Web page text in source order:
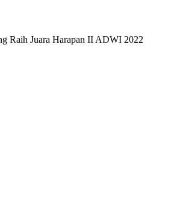
Raih Juara Harapan II ADWI 2022